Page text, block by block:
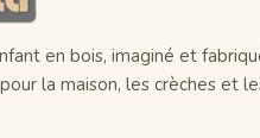
en bois, imaginé et
la maison, les crèches et